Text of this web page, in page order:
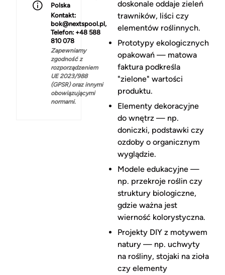
Polska
Kontakt:
bok@nextspool.pl,
Telefon: +48 588
810 078
Zapewniamy
zgodność z
rozporządzeniem
UE 2023/988
(GPSR) oraz innymi
obowiązującymi
normami.
doskonale oddaje zieleń
trawników, liści czy
elementów roślinnych.
Prototypy ekologicznych
opakowań — matowa
faktura podkreśla
"zielone" wartości
produktu.
Elementy dekoracyjne
do wnętrz — np.
doniczki, podstawki czy
ozdoby o organicznym
wyglądzie.
Modele edukacyjne —
np. przekroje roślin czy
struktury biologiczne,
gdzie ważna jest
wierność kolorystyczna.
Projekty DIY z motywem
natury — np. uchwyty
na rośliny, stojaki na zioła
czy elementy